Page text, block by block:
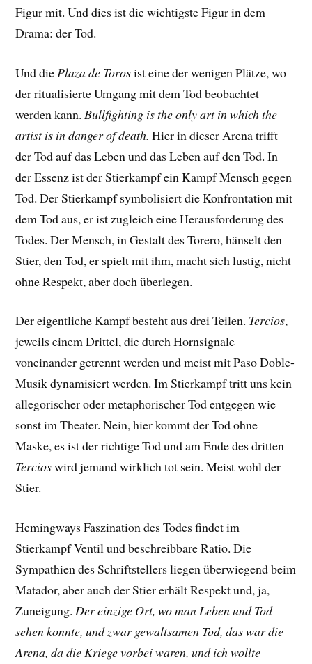
Figur mit. Und dies ist die wichtigste Figur in dem
Drama: der Tod.
Und die Plaza de Torosist eine der wenigen Plätze, wo
der ritualisierte Umgang mit dem Tod beobachtet
werden kann. Bullfighting is the only art in which the
artist is in danger of death.Hier in dieser Arena trifft
der Tod auf das Leben und das Leben auf den Tod. In
der Essenz ist der Stierkampf ein Kampf Mensch gegen
Tod. Der Stierkampf symbolisiert die Konfrontation mit
dem Tod aus, er ist zugleich eine Herausforderung des
Todes. Der Mensch, in Gestalt des Torero, hänselt den
Stier, den Tod, er spielt mit ihm, macht sich lustig, nicht
ohne Respekt, aber doch überlegen.
Der eigentliche Kampf besteht aus drei Teilen. Tercios,
jeweils einem Drittel, die durch Hornsignale
voneinander getrennt werden und meist mit Paso Doble-
Musik dynamisiert werden. Im Stierkampf tritt uns kein
allegorischer oder metaphorischer Tod entgegen wie
sonst im Theater. Nein, hier kommt der Tod ohne
Maske, es ist der richtige Tod und am Ende des dritten
Tercioswird jemand wirklich tot sein. Meist wohl der
Stier.
Hemingways Faszination des Todes findet im
Stierkampf Ventil und beschreibbare Ratio. Die
Sympathien des Schriftstellers liegen überwiegend beim
Matador, aber auch der Stier erhält Respekt und, ja,
Zuneigung.Der einzige Ort, wo man Leben und Tod
sehen konnte, und zwar gewaltsamen Tod, das war die
Arena, da die Kriege vorbei waren, und ich wollte